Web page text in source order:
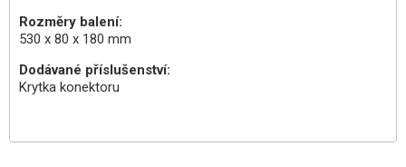
Rozměry balení:
530 x 80 x 180 mm
Dodávané příslušenství:
Krytka konektoru